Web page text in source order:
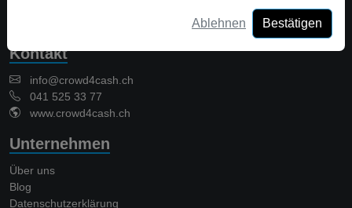
Kontakt
info@crowd4cash.ch
041 525 33 77
www.crowd4cash.ch
Unternehmen
Über uns
Blog
Datenschutzerklärung
Ablehnen Bestätigen